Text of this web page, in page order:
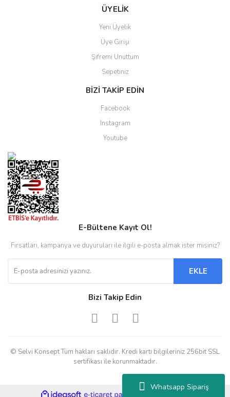
Whatsapp Sipariş
ÜYELİK
Yeni Üyelik
Üye Girişi
Şifremi Unuttum
Sepetiniz
BİZİ TAKİP EDİN
Facebook
Instagram
Youtube
E-Bültene Kayıt Ol!
Fırsatları, kampanya ve duyuruları ile ilgili e-posta almak ister misiniz?
EKLE
Bizi Takip Edin
© Selvi Konsept Tüm hakları saklıdır. Kredi kartı bilgileriniz 256bit SSL
sertifikası ile korunmaktadır.
ideasoft